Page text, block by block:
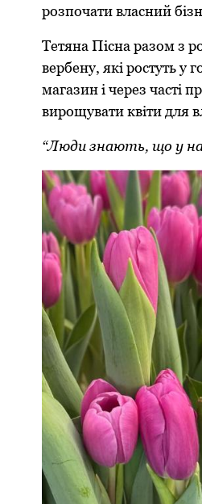
розпочати власний
Тетяна Пісна разом з
вербену, які ростуть у
магазин і через часті
вирощувати квіти для
“Люди знають, що у